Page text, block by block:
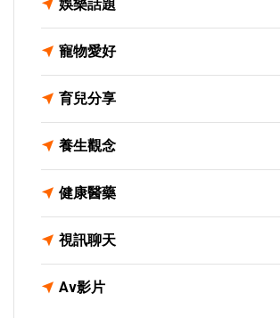
娛樂話題
寵物愛好
育兒分享
養生觀念
健康醫藥
視訊聊天
Av影片